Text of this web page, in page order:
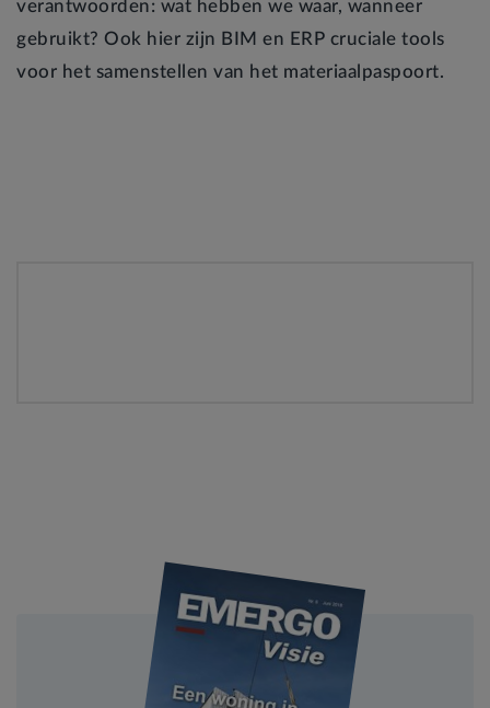
verantwoorden: wat hebben we waar, wanneer
gebruikt? Ook hier zijn BIM en ERP cruciale tools
voor het samenstellen van het materiaalpaspoort.